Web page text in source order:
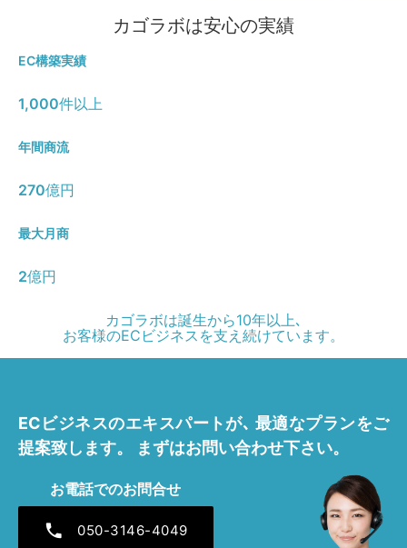
カゴラボは安心の実績
EC構築実績
1,000件以上
年間商流
270億円
最大月商
2億円
カゴラボは誕生から10年以上､
お客様のECビジネスを支え続けています。
ECビジネスのエキスパートが､ 最適なプランをご
提案致します。
まずはお問い合わせ下さい。
お電話でのお問合せ
phone 050-3146-4049